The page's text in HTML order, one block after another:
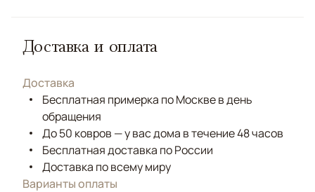
Доставка и оплата
Доставка
Бесплатная примерка по Москве в день
обращения
До 50 ковров — у вас дома в течение 48 часов
Бесплатная доставка по России
Доставка по всему миру
Варианты оплаты